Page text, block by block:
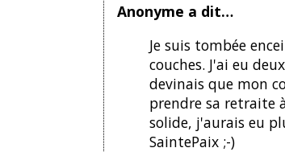
Anonyme a dit…
Je suis tombée
couches. J'ai eu
devinais que mon
prendre sa retraite
solide, j'aurais eu
SaintePaix ;-)